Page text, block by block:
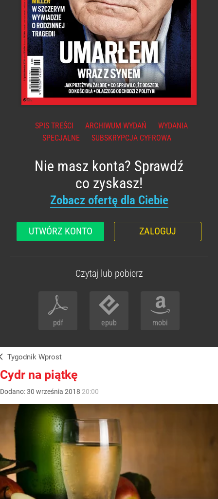
SPIS TREŚCI ARCHIWUM WYDAŃ
WYDANIA
SPECJALNE
SUBSKRYPCJA CYFROWA
Nie masz konta? Sprawdź
co zyskasz!
Zobacz ofertę dla Ciebie
UTWÓRZ KONTO ZALOGUJ
Czytaj lub pobierz
pdf epub mobi
Tygodnik Wprost
Cydr na piątkę
Dodano:30 września 2018 20:00